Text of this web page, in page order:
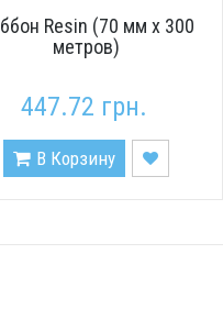
Resin (70 мм x 300
метров)
447.72 грн.
В Корзину